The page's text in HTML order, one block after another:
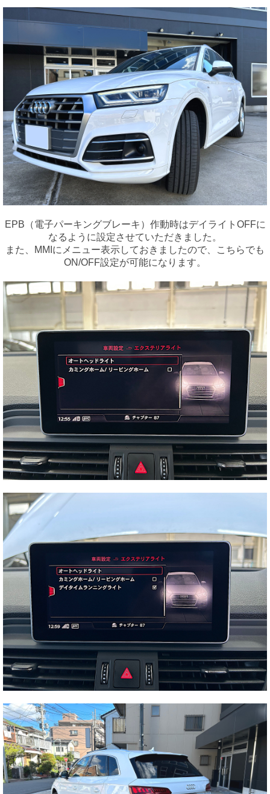
EPB（電子パーキングブレーキ）作動時はデイライトOFFに
なるように設定させていただきました。
また、MMIにメニュー表示しておきましたので、こちらでも
ON/OFF設定が可能になります。